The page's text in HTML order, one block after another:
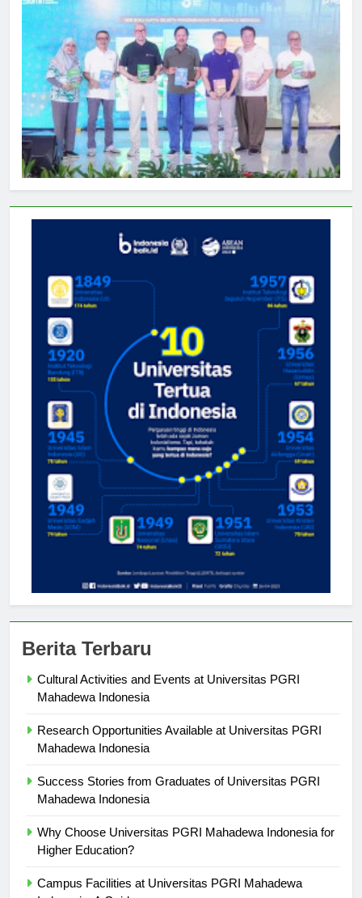
Berita Terbaru
Cultural Activities and Events at Universitas PGRI
Mahadewa Indonesia
Research Opportunities Available at Universitas PGRI
Mahadewa Indonesia
Success Stories from Graduates of Universitas PGRI
Mahadewa Indonesia
Why Choose Universitas PGRI Mahadewa Indonesia for
Higher Education?
Campus Facilities at Universitas PGRI Mahadewa